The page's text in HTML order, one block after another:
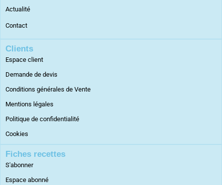
Actualité
Contact
Clients
Espace client
Demande de devis
Conditions générales de Vente
Mentions légales
Politique de confidentialité
Cookies
Fiches recettes
S'abonner
Espace abonné